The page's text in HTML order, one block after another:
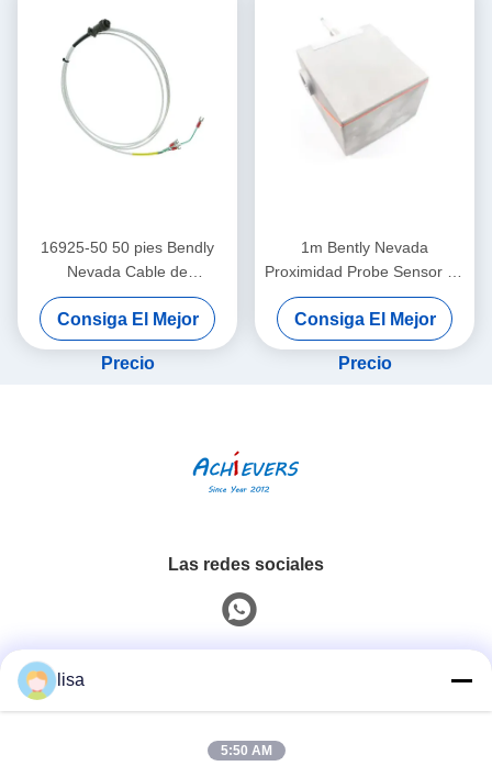
16925-50 50 pies Bendly
Nevada Cable de
interconexión de proximidad
sin armadura
Consiga El Mejor
Precio
1m Bently Nevada
Proximidad Probe Sensor de
vibración de doble sonda
26530-12-10-00-000-309-
00-03-01
Consiga El Mejor
Precio
Las redes sociales
lisa
5:50 AM